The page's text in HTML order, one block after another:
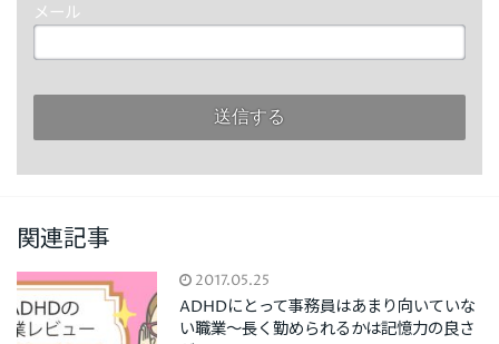
メール
関連記事
2017.05.25
ADHDにとって事務員はあまり向いていな
い職業～長く勤められるかは記憶力の良さ